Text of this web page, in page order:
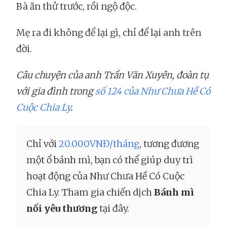
Bà ăn thử trước, rồi ngộ độc.
Mẹ ra đi không để lại gì, chỉ để lại anh trên
đời.
Câu chuyện của anh Trần Văn Xuyên, đoàn tụ
với gia đình trongsố 124 của Như Chưa Hề Có
Cuộc Chia Ly.
Chỉ với20.000VNĐ/tháng, tương đương
một ổ bánh mì, bạn có thể giúp duy trì
hoạt động của Như Chưa Hề Có Cuộc
Chia Ly. Tham gia chiến dịchBánh mì
nối yêu thươngtại đây.